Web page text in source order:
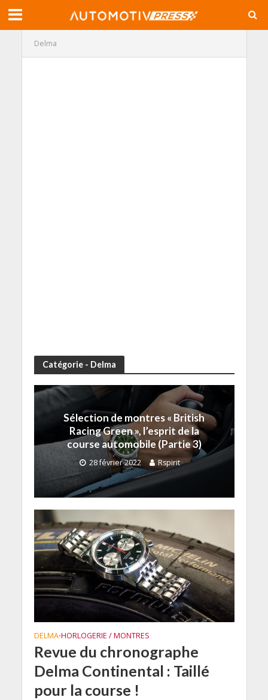
Delma
Catégorie - Delma
Sélection de montres « British
Racing Green », l’esprit de la
course automobile (Partie 3)
28 février 2022 Rspirit
DELMA•HORLOGERIE / MONTRES
Revue du chronographe
Delma Continental : Taillé
pour la course !